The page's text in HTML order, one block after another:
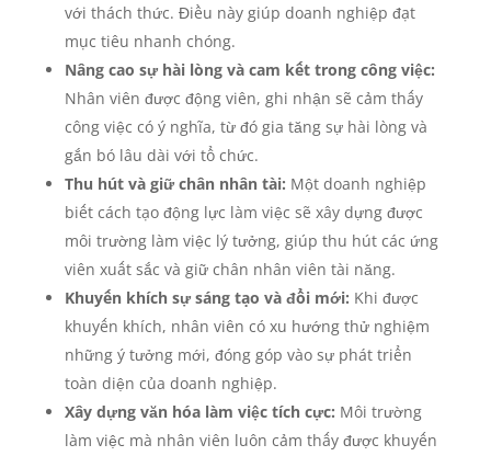
với thách thức. Điều này giúp doanh nghiệp đạt
mục tiêu nhanh chóng.
Nâng cao sự hài lòng và cam kết trong công việc:
Nhân viên được động viên, ghi nhận sẽ cảm thấy
công việc có ý nghĩa, từ đó gia tăng sự hài lòng và
gắn bó lâu dài với tổ chức.
Thu hút và giữ chân nhân tài: Một doanh nghiệp
biết cách tạo động lực làm việc sẽ xây dựng được
môi trường làm việc lý tưởng, giúp thu hút các ứng
viên xuất sắc và giữ chân nhân viên tài năng.
Khuyến khích sự sáng tạo và đổi mới: Khi được
khuyến khích, nhân viên có xu hướng thử nghiệm
những ý tưởng mới, đóng góp vào sự phát triển
toàn diện của doanh nghiệp.
Xây dựng văn hóa làm việc tích cực: Môi trường
làm việc mà nhân viên luôn cảm thấy được khuyến